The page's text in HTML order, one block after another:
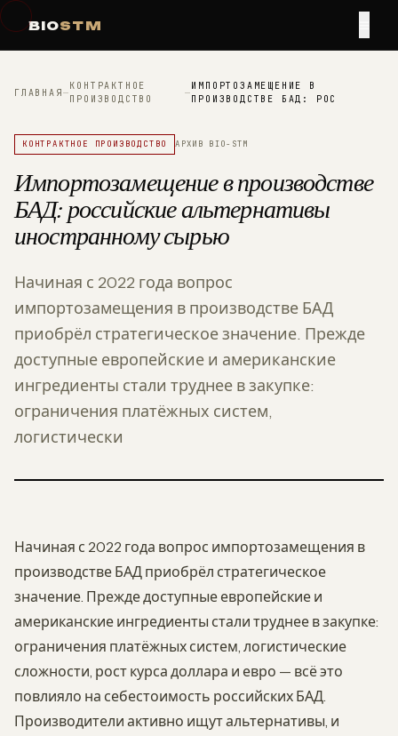
BIOSTM
ГЛАВНАЯ—
КОНТРАКТНОЕ
ПРОИЗВОДСТВО
—
ИМПОРТОЗАМЕЩЕНИЕ В
ПРОИЗВОДСТВЕ БАД: РОС
КОНТРАКТНОЕ ПРОИЗВОДСТВО АРХИВ BIO-STM
Импортозамещение в производстве
БАД: российские альтернативы
иностранному сырью
Начиная с 2022 года вопрос
импортозамещения в производстве БАД
приобрёл стратегическое значение. Прежде
доступные европейские и американские
ингредиенты стали труднее в закупке:
ограничения платёжных систем,
логистически
Начиная с 2022 года вопрос импортозамещения в
производстве БАД приобрёл стратегическое
значение. Прежде доступные европейские и
американские ингредиенты стали труднее в закупке:
ограничения платёжных систем, логистические
сложности, рост курса доллара и евро — всё это
повлияло на себестоимость российских БАД.
Производители активно ищут альтернативы, и